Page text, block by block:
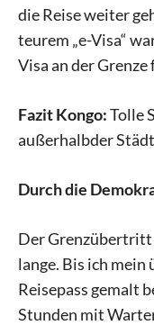
die Reise weiter
teurem „e-Visa“
Visa an der
Fazit Kongo:Tolle
außerhalbder
Durch die
Der Grenzübertritt
lange. Bis ich
Reisepass gemalt
Stunden mit